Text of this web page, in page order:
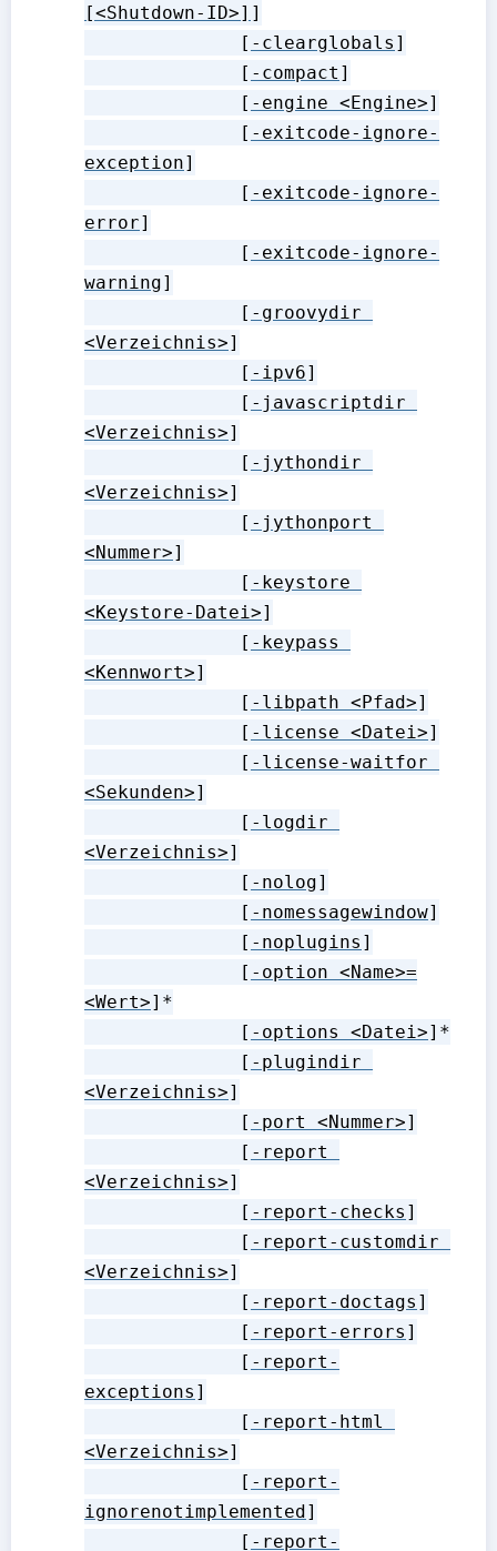
[<Shutdown-ID>] ]
              [
-clearglobals ]
              [
-compact ]
              [
-engine <Engine>]
              [
-exitcode-ignore-
exception]
              [
-exitcode-ignore-
error]
              [
-exitcode-ignore-
warning]
              [
-groovydir
<Verzeichnis>]
              [
-ipv6]
              [
-javascriptdir
<Verzeichnis>]
              [
-jythondir
<Verzeichnis>]
              [
-jythonport
<Nummer>]
              [
-keystore
<Keystore-Datei>]
              [
-keypass
<Kennwort>]
              [
-libpath <Pfad>]
              [
-license <Datei>]
              [
-license-waitfor
<Sekunden>]
              [
-logdir
<Verzeichnis>]
              [
-nolog]
              [
-nomessagewindow]
              [
-noplugins ]
              [
-option <Name>=
<Wert>]*
              [
-options <Datei>]*
              [
-plugindir
<Verzeichnis>]
              [
-port <Nummer>]
              [
-report
<Verzeichnis>]
              [
-report-checks ]
              [
-report-customdir
<Verzeichnis>]
              [
-report-doctags ]
              [
-report-errors ]
              [
-report-
exceptions ]
              [
-report-html
<Verzeichnis>]
              [
-report-
ignorenotimplemented]
              [
-report-